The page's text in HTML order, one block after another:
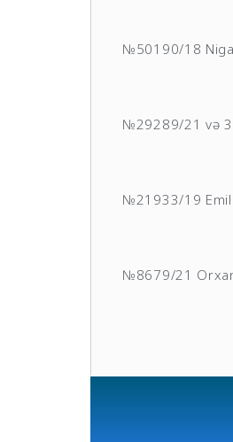
№50190/18
№29289/21 və
№21933/19 Emil
№8679/21 Orxan